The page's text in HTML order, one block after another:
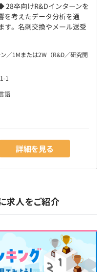
卒向けR&Dインターンを
を考えたデータ分析を通
す。名刺交換やメール送受
／1Mまたは2W（R&D／研究開
1
語
詳細を見る
求人をご紹介